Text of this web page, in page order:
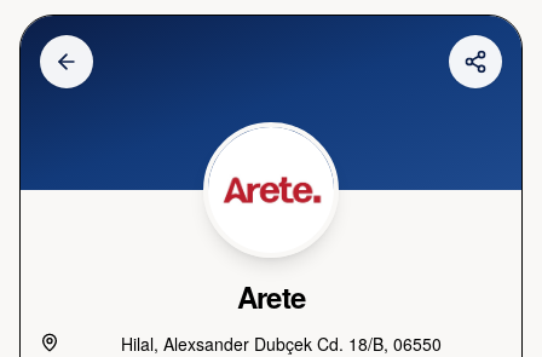
Arete
Hilal, Alexsander Dubçek Cd. 18/B, 06550